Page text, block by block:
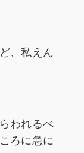
、私えん
われるべ
ろに急に